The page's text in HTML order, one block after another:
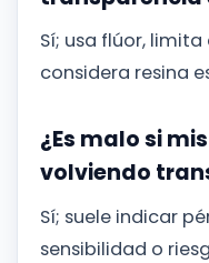
Sí; usa flúor,
considera resina
¿Es malo si
volviendo
Sí; suele indicar
sensibilidad o